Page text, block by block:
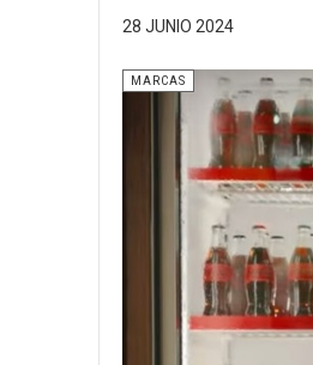
28 JUNIO 2024
MARCAS